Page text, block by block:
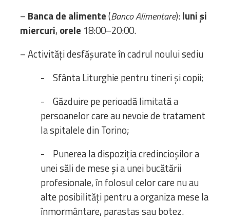
– Banca de alimente(Banco Alimentare):luni și
miercuri, orele 18:00–20:00.
– Activități desfășurate în cadrul noului sediu
- Sfânta Liturghie pentru tineri și copii;
- Găzduire pe perioadă limitată a
persoanelor care au nevoie de tratament
la spitalele din Torino;
- Punerea la dispoziția credincioșilor a
unei săli de mese și a unei bucătării
profesionale, în folosul celor care nu au
alte posibilități pentru a organiza mese la
înmormântare, parastas sau botez.